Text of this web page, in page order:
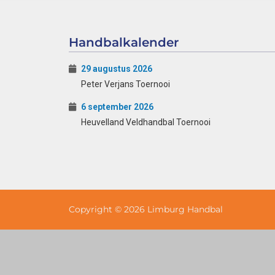
Handbalkalender
29 augustus 2026
Peter Verjans Toernooi
6 september 2026
Heuvelland Veldhandbal Toernooi
Copyright © 2026 Limburg Handbal